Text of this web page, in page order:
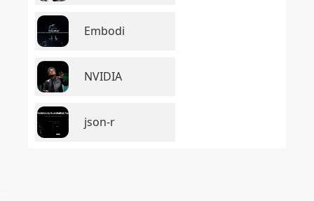
Embodi
NVIDIA
json-r